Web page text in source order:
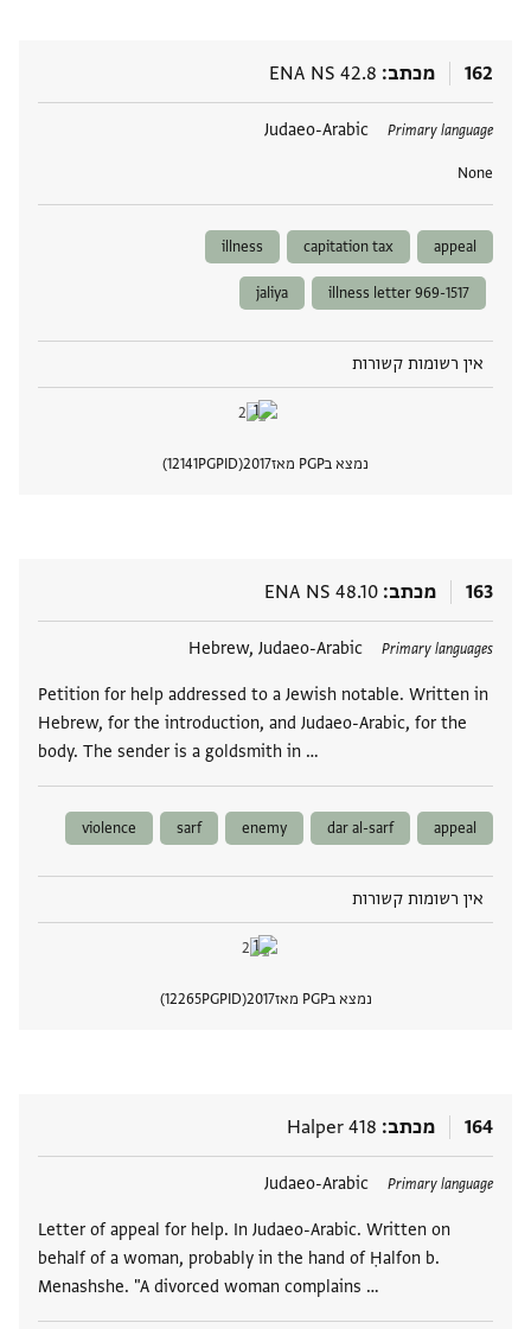
162 מכתב ENA NS 42.8
Primary language
Judaeo-Arabic
None
תגים
appeal
capitation tax
illness
illness letter 969-1517
jaliya
אין רשומות קשורות
נמצא בPGP מאז 2017
PGPID
12141
163 מכתב ENA NS 48.10
Primary languages
Hebrew, Judaeo-Arabic
Petition for help addressed to a Jewish notable. Written in
Hebrew, for the introduction, and Judaeo-Arabic, for the
body. The sender is a goldsmith in …
תגים
appeal
dar al-sarf
enemy
sarf
violence
אין רשומות קשורות
נמצא בPGP מאז 2017
PGPID
12265
164 מכתב Halper 418
Primary language
Judaeo-Arabic
Letter of appeal for help. In Judaeo-Arabic. Written on
behalf of a woman, probably in the hand of Ḥalfon b.
Menashshe. "A divorced woman complains …
תגים